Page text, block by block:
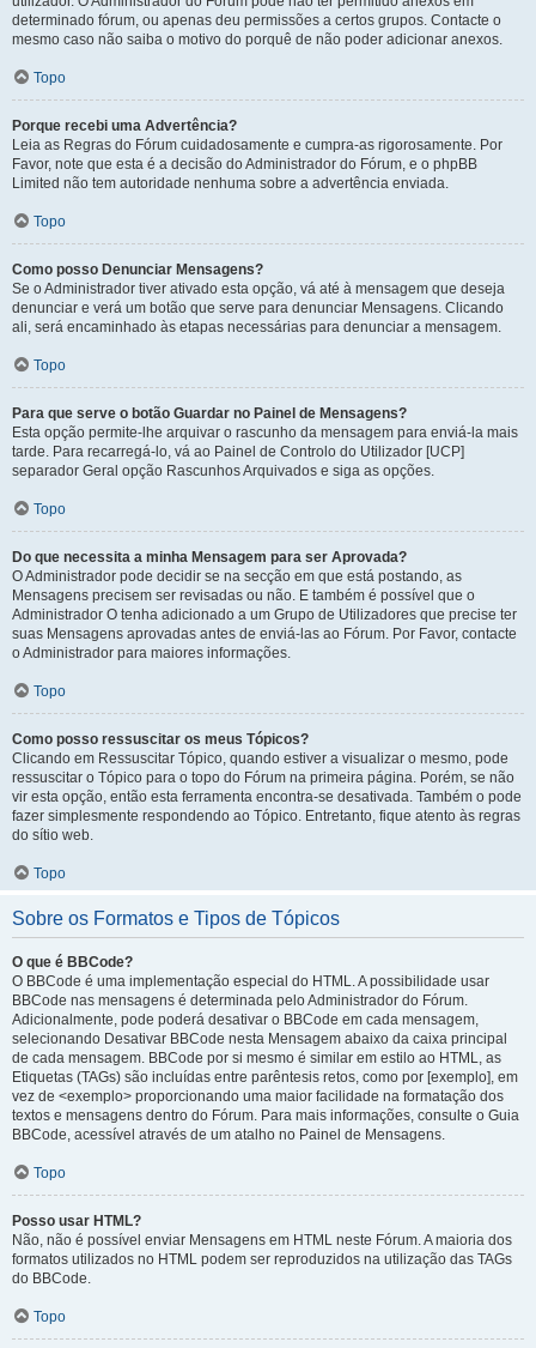
determinado fórum, ou apenas deu permissões a certos grupos. Contacte o
mesmo caso não saiba o motivo do porquê de não poder adicionar anexos.
Topo
Porque recebi uma Advertência?
Leia as Regras do Fórum cuidadosamente e cumpra-as rigorosamente. Por
Favor, note que esta é a decisão do Administrador do Fórum, e o phpBB
Limited não tem autoridade nenhuma sobre a advertência enviada.
Topo
Como posso Denunciar Mensagens?
Se o Administrador tiver ativado esta opção, vá até à mensagem que deseja
denunciar e verá um botão que serve para denunciar Mensagens. Clicando
ali, será encaminhado às etapas necessárias para denunciar a mensagem.
Topo
Para que serve o botão Guardar no Painel de Mensagens?
Esta opção permite-lhe arquivar o rascunho da mensagem para enviá-la mais
tarde. Para recarregá-lo, vá ao Painel de Controlo do Utilizador [UCP]
separador Geral opção Rascunhos Arquivados e siga as opções.
Topo
Do que necessita a minha Mensagem para ser Aprovada?
O Administrador pode decidir se na secção em que está postando, as
Mensagens precisem ser revisadas ou não. E também é possível que o
Administrador O tenha adicionado a um Grupo de Utilizadores que precise ter
suas Mensagens aprovadas antes de enviá-las ao Fórum. Por Favor, contacte
o Administrador para maiores informações.
Topo
Como posso ressuscitar os meus Tópicos?
Clicando em Ressuscitar Tópico, quando estiver a visualizar o mesmo, pode
ressuscitar o Tópico para o topo do Fórum na primeira página. Porém, se não
vir esta opção, então esta ferramenta encontra-se desativada. Também o pode
fazer simplesmente respondendo ao Tópico. Entretanto, fique atento às regras
do sítio web.
Topo
Sobre os Formatos e Tipos de Tópicos
O que é BBCode?
O BBCode é uma implementação especial do HTML. A possibilidade usar
BBCode nas mensagens é determinada pelo Administrador do Fórum.
Adicionalmente, pode poderá desativar o BBCode em cada mensagem,
selecionando Desativar BBCode nesta Mensagem abaixo da caixa principal
de cada mensagem. BBCode por si mesmo é similar em estilo ao HTML, as
Etiquetas (TAGs) são incluídas entre parêntesis retos, como por [exemplo], em
vez de <exemplo> proporcionando uma maior facilidade na formatação dos
textos e mensagens dentro do Fórum. Para mais informações, consulte o Guia
BBCode, acessível através de um atalho no Painel de Mensagens.
Topo
Posso usar HTML?
Não, não é possível enviar Mensagens em HTML neste Fórum. A maioria dos
formatos utilizados no HTML podem ser reproduzidos na utilização das TAGs
do BBCode.
Topo